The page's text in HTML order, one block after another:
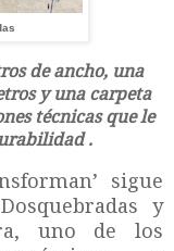
de ancho, una
y una carpeta
técnicas que le
.
sigue
y
uno de los